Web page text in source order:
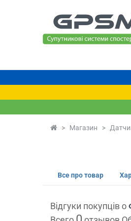
> Магазин >
Все про товар
Відгуки покупців о